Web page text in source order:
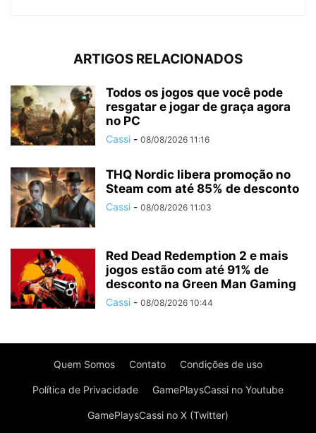
ARTIGOS RELACIONADOS
Todos os jogos que você pode
resgatar e jogar de graça agora
no PC
Cassi - 08/08/2026 11:16
THQ Nordic libera promoção no
Steam com até 85% de desconto
Cassi - 08/08/2026 11:03
Red Dead Redemption 2 e mais
jogos estão com até 91% de
desconto na Green Man Gaming
Cassi - 08/08/2026 10:44
Quem Somos Contato Condições de uso
Política de Privacidade GamePlaysCassi no Youtube
GamePlaysCassi no X (Twitter)